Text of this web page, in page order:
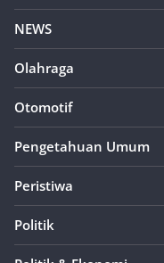
NEWS
Olahraga
Otomotif
Pengetahuan Umum
Peristiwa
Politik